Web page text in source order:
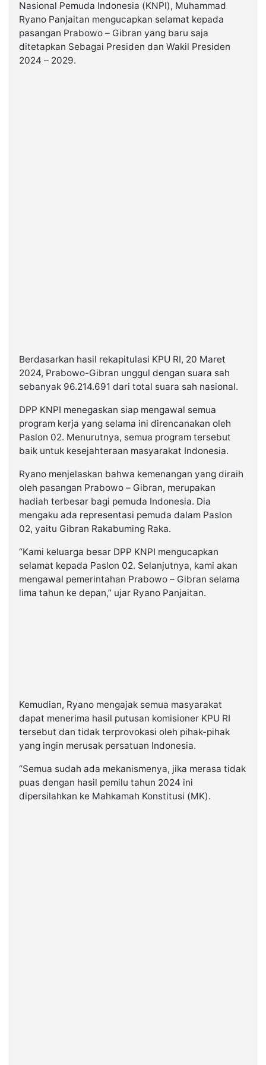
Kabarbaru.co
2026
Nasional Pemuda Indonesia (KNPI), Muhammad
Ryano Panjaitan mengucapkan selamat kepada
pasangan Prabowo – Gibran yang baru saja
ditetapkan Sebagai Presiden dan Wakil Presiden
2024 – 2029.
Berdasarkan hasil rekapitulasi KPU RI, 20 Maret
2024, Prabowo-Gibran unggul dengan suara sah
sebanyak 96.214.691 dari total suara sah nasional.
DPP KNPI menegaskan siap mengawal semua
program kerja yang selama ini direncanakan oleh
Paslon 02. Menurutnya, semua program tersebut
baik untuk kesejahteraan masyarakat Indonesia.
Ryano menjelaskan bahwa kemenangan yang diraih
oleh pasangan Prabowo – Gibran, merupakan
hadiah terbesar bagi pemuda Indonesia. Dia
mengaku ada representasi pemuda dalam Paslon
02, yaitu Gibran Rakabuming Raka.
“Kami keluarga besar DPP KNPI mengucapkan
selamat kepada Paslon 02. Selanjutnya, kami akan
mengawal pemerintahan Prabowo – Gibran selama
lima tahun ke depan,” ujar Ryano Panjaitan.
Kemudian, Ryano mengajak semua masyarakat
dapat menerima hasil putusan komisioner KPU RI
tersebut dan tidak terprovokasi oleh pihak-pihak
yang ingin merusak persatuan Indonesia.
“Semua sudah ada mekanismenya, jika merasa tidak
puas dengan hasil pemilu tahun 2024 ini
dipersilahkan ke Mahkamah Konstitusi (MK).